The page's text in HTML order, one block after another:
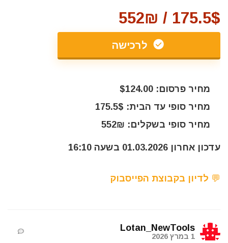
175.5$ / 552₪
לרכישה
מחיר פרסום: $124.00
מחיר סופי עד הבית: 175.5$
מחיר סופי בשקלים: 552₪
עדכון אחרון 01.03.2026 בשעה 16:10
💬 לדיון בקבוצת הפייסבוק
Lotan_NewTools
1 במרץ 2026